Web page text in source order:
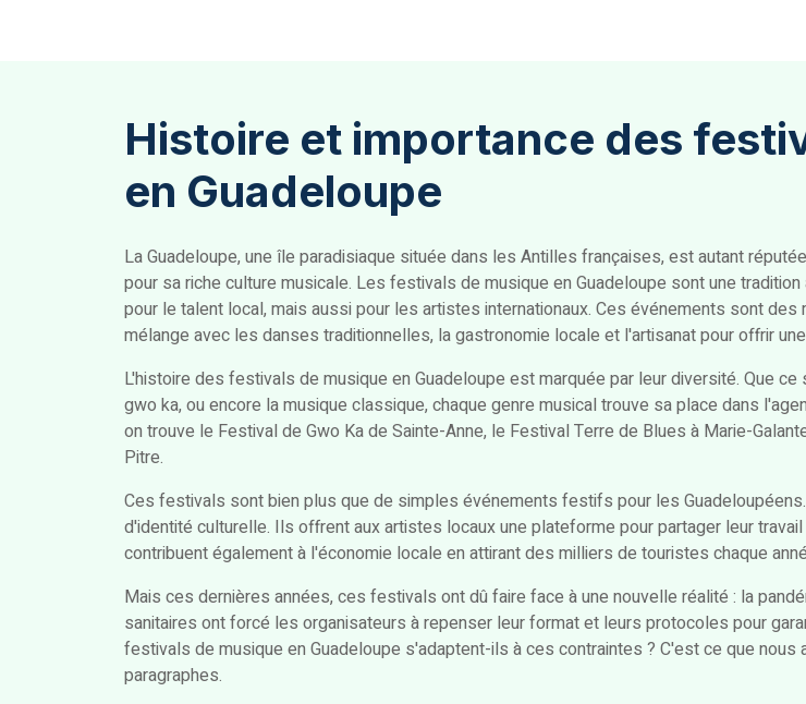
Histoire et importance des
en Guadeloupe
La Guadeloupe, une île paradisiaque située dans les Antilles françaises, est autant
pour sa riche culture musicale. Les festivals de musique en Guadeloupe sont une
pour le talent local, mais aussi pour les artistes internationaux. Ces événements sont
mélange avec les danses traditionnelles, la gastronomie locale et l'artisanat pour offrir
L'histoire des festivals de musique en Guadeloupe est marquée par leur diversité. Que
gwo ka, ou encore la musique classique, chaque genre musical trouve sa place dans
on trouve le Festival de Gwo Ka de Sainte-Anne, le Festival Terre de Blues à Marie-
Pitre.
Ces festivals sont bien plus que de simples événements festifs pour les
d'identité culturelle. Ils offrent aux artistes locaux une plateforme pour partager leur
contribuent également à l'économie locale en attirant des milliers de touristes chaque
Mais ces dernières années, ces festivals ont dû faire face à une nouvelle réalité : la
sanitaires ont forcé les organisateurs à repenser leur format et leurs protocoles pour
festivals de musique en Guadeloupe s'adaptent-ils à ces contraintes ? C'est ce que nous
paragraphes.